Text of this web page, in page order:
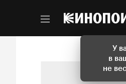
У
в
не